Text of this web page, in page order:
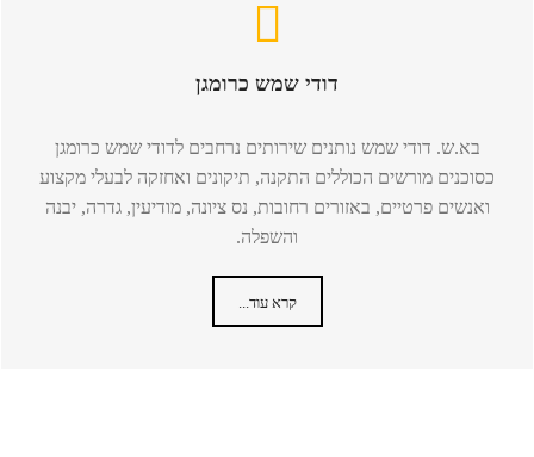
דודי שמש כרומגן
בא.ש. דודי שמש נותנים שירותים נרחבים לדודי שמש כרומגן
כסוכנים מורשים הכוללים התקנה, תיקונים ואחזקה לבעלי מקצוע
ואנשים פרטיים, באזורים רחובות, נס ציונה, מודיעין, גדרה, יבנה
והשפלה.
קרא עוד...